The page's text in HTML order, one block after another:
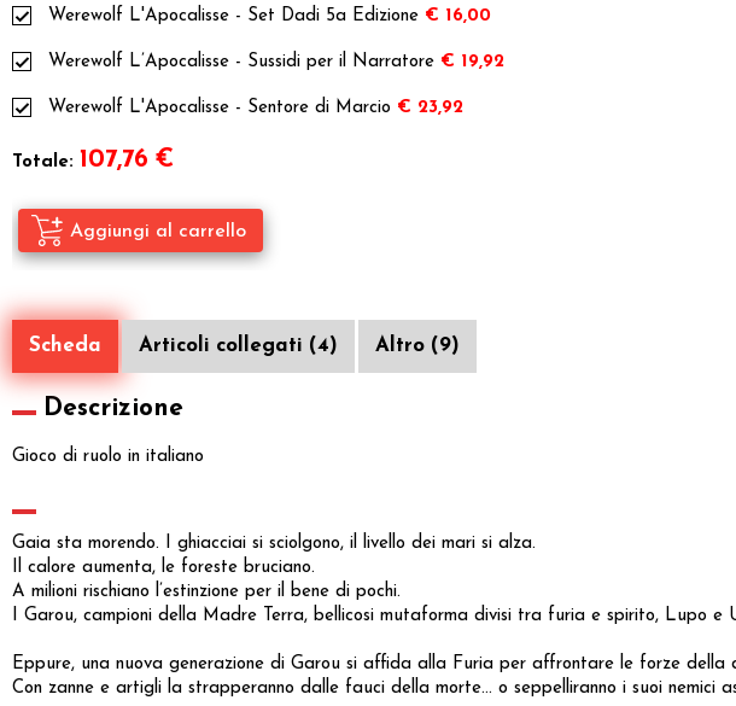
Werewolf L'Apocalisse - Set Dadi 5a Edizione € 16,00
Werewolf L’Apocalisse - Sussidi per il Narratore € 19,92
Werewolf L'Apocalisse - Sentore di Marcio € 23,92
Totale: 107,76 €
Scheda Articoli collegati (4) Altro (9)
Descrizione
Gioco di ruolo in italiano
Gaia sta morendo. I ghiacciai si sciolgono, il livello dei mari si alza.
Il calore aumenta, le foreste bruciano.
A milioni rischiano l’estinzione per il bene di pochi.
I Garou, campioni della Madre Terra, bellicosi mutaforma divisi tra furia e spirito, Lupo e
Eppure, una nuova generazione di Garou si affida alla Furia per affrontare le forze della
Con zanne e artigli la strapperanno dalle fauci della morte… o seppelliranno i suoi nemici